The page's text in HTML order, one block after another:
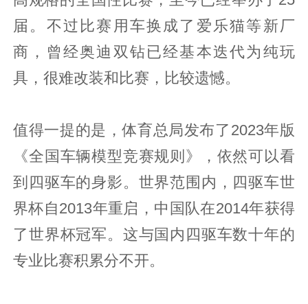
届。不过比赛用车换成了爱乐猫等新厂
商，曾经奥迪双钻已经基本迭代为纯玩
具，很难改装和比赛，比较遗憾。
值得一提的是，体育总局发布了2023年版
《全国车辆模型竞赛规则》，依然可以看
到四驱车的身影。世界范围内，四驱车世
界杯自2013年重启，中国队在2014年获得
了世界杯冠军。这与国内四驱车数十年的
专业比赛积累分不开。